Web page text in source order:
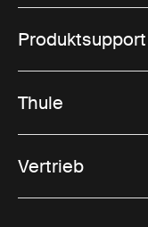
Produktsupport
Thule
Vertrieb